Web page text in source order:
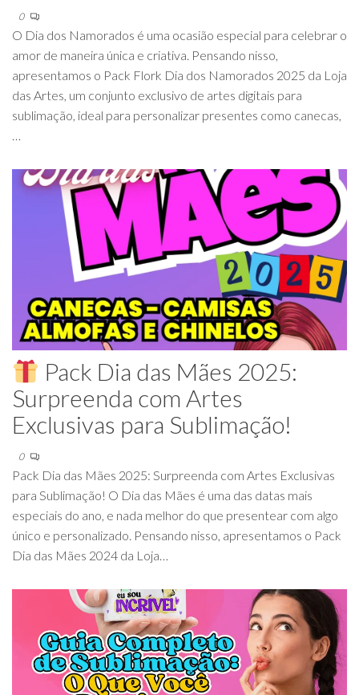
0
O Dia dos Namorados é uma ocasião especial para celebrar o
amor de maneira única e criativa. Pensando nisso,
apresentamos o Pack Flork Dia dos Namorados 2025 da Loja
das Artes, um conjunto exclusivo de artes digitais para
sublimação, ideal para personalizar presentes como canecas,
…
Pack Dia das Mães 2025:
Surpreenda com Artes
Exclusivas para Sublimação!
0
Pack Dia das Mães 2025: Surpreenda com Artes Exclusivas
para Sublimação! O Dia das Mães é uma das datas mais
especiais do ano, e nada melhor do que presentear com algo
único e personalizado. Pensando nisso, apresentamos o Pack
Dia das Mães 2024 da Loja…